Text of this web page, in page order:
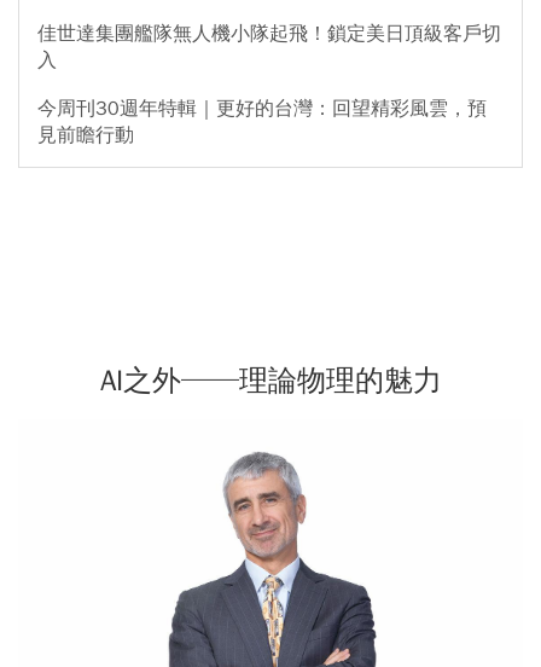
佳世達集團艦隊無人機小隊起飛！鎖定美日頂級客戶切
入
今周刊30週年特輯｜更好的台灣：回望精彩風雲，預
見前瞻行動
AI之外──理論物理的魅力